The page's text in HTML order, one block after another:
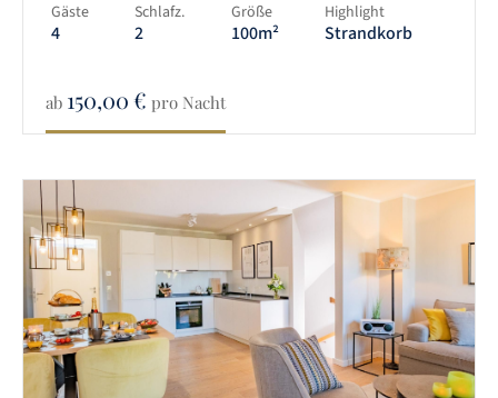
Gäste
4
Schlafz.
2
Größe
100m²
Highlight
Strandkorb
ab 150,00€ pro Nacht